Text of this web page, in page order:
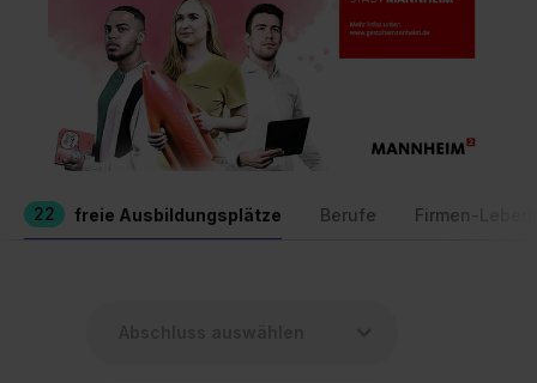
22 freie Ausbildungsplätze Berufe Firmen-